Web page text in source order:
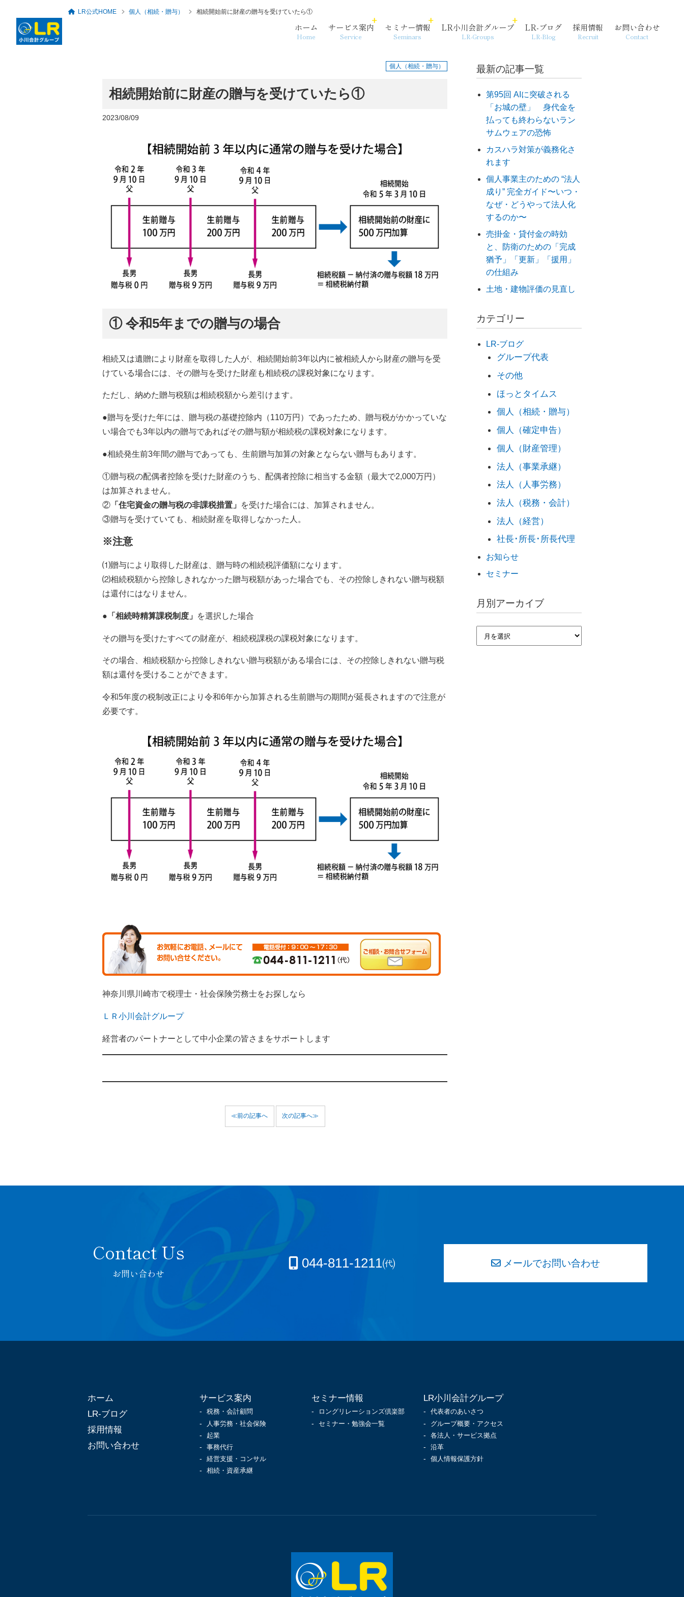
ホーム
Home
サービス案内
Service
経営支援・コンサル
セミナー情報
Seminars
LR小川会計グループ
LR-Groups
個人情報保護方針
LR-ブログ
LR-Blog
採用情報
Recruit
お問い合わせ
Contact
LR公式HOME 個人（相続・贈与） 相続開始前に財産の贈与を受けていたら①
個人（相続・贈与）
相続開始前に財産の贈与を受けていたら①
2023/08/09
① 令和5年までの贈与の場合
相続又は遺贈により財産を取得した人が、相続開始前3年以内に被相続人から財産の贈与を受
けている場合には、その贈与を受けた財産も相続税の課税対象になります。
ただし、納めた贈与税額は相続税額から差引けます。
●贈与を受けた年には、贈与税の基礎控除内（110万円）であったため、贈与税がかかっていな
い場合でも3年以内の贈与であればその贈与額が相続税の課税対象になります。
●相続発生前3年間の贈与であっても、生前贈与加算の対象とならない贈与もあります。
①贈与税の配偶者控除を受けた財産のうち、配偶者控除に相当する金額（最大で2,000万円）
は加算されません。
②「住宅資金の贈与税の非課税措置」
を受けた場合には、加算されません。
③贈与を受けていても、相続財産を取得しなかった人。
※注意
⑴贈与により取得した財産は、贈与時の相続税評価額になります。
⑵相続税額から控除しきれなかった贈与税額があった場合でも、その控除しきれない贈与税額
は還付にはなりません。
● 「相続時精算課税制度」 を選択した場合
その贈与を受けたすべての財産が、相続税課税の課税対象になります。
その場合、相続税額から控除しきれない贈与税額がある場合には、その控除しきれない贈与税
額は還付を受けることができます。
令和5年度の税制改正により令和6年から加算される生前贈与の期間が延長されますので注意が
必要です。
神奈川県川崎市で税理士・社会保険労務士をお探しなら
ＬＲ小川会計グループ
経営者のパートナーとして中小企業の皆さまをサポートします
≪前の記事へ 次の記事へ≫
最新の記事一覧
第95回 AIに突破される
「お城の壁」 身代金を
払っても終わらないラン
サムウェアの恐怖
カスハラ対策が義務化さ
れます
個人事業主のための “法人
成り” 完全ガイド〜いつ・
なぜ・どうやって法人化
するのか〜
売掛金・貸付金の時効
と、防衛のための「完成
猶予」「更新」「援用」
の仕組み
土地・建物評価の見直し
カテゴリー
LR-ブログ
グループ代表
その他
ほっとタイムス
個人（相続・贈与）
個人（確定申告）
個人（財産管理）
法人（事業承継）
法人（人事労務）
法人（税務・会計）
法人（経営）
社長･所長･所長代理
お知らせ
セミナー
月別アーカイブ
お問い合わせ
044-811-1211㈹ メールでお問い合わせ
ホーム
LR-ブログ
採用情報
お問い合わせ
サービス案内
税務・会計顧問
人事労務・社会保険
起業
事務代行
経営支援・コンサル
相続・資産承継
セミナー情報
ロングリレーションズ倶楽部
セミナー・勉強会一覧
LR小川会計グループ
代表者のあいさつ
グループ概要・アクセス
各法人・サービス拠点
沿革
個人情報保護方針